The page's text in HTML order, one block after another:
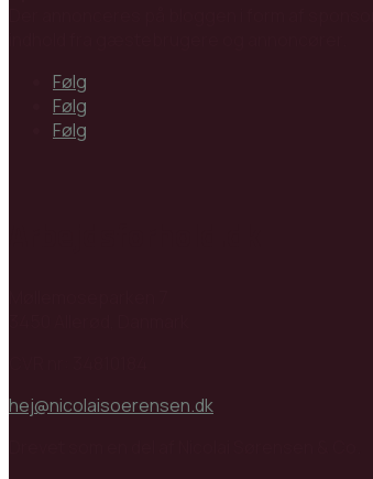
Følg
Følg
Følg
hej@nicolaisoerensen.dk